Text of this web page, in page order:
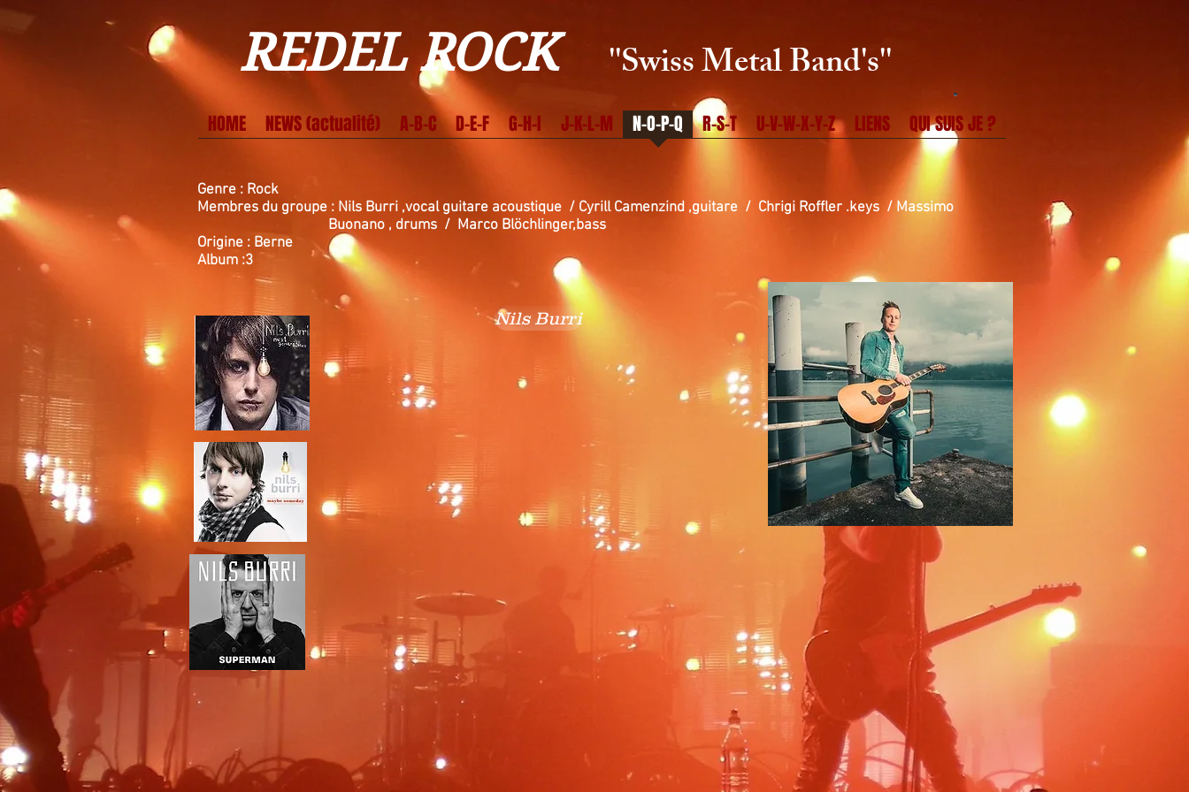
REDEL ROCK ''Swiss Metal Band's''
Genre : Rock
Membres du groupe : Nils Burri ,vocal guitare acoustique / Cyrill Camenzind ,guitare / Chrigi Roffler .keys / Massimo
Buonano , drums / Marco Blöchlinger,bass
Origine : Berne
Album :3
Nils Burri
HOME NEWS (actualité) A-B-C D-E-F G-H-I J-K-L-M N-O-P-Q R-S-T U-V-W-X-Y-Z LIENS QUI SUIS JE ?